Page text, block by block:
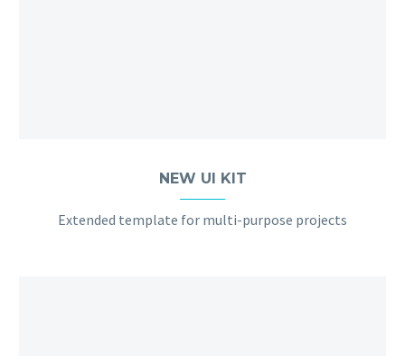
NEW UI KIT
Extended template for multi-purpose projects